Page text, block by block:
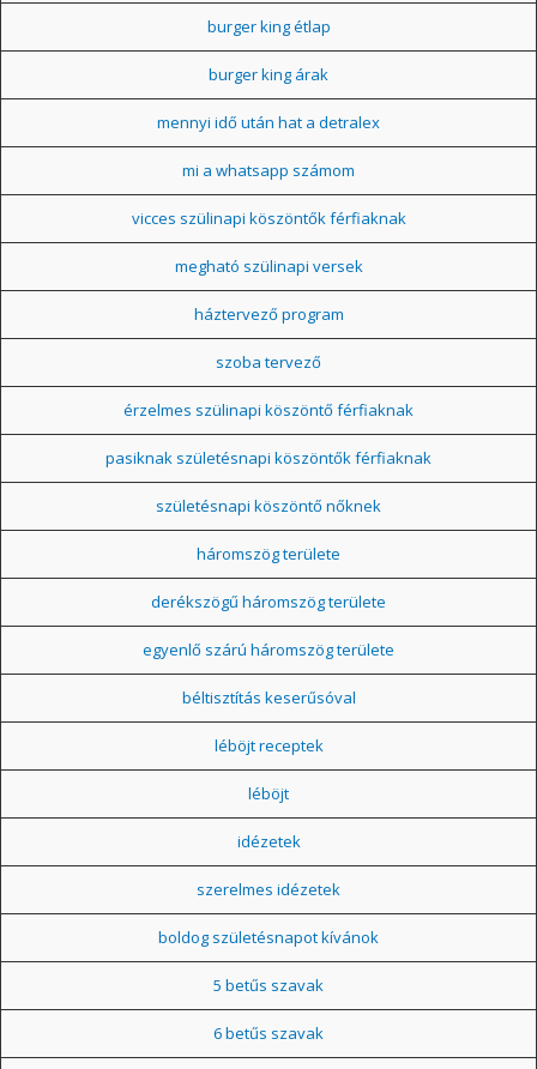
burger king étlap
burger king árak
mennyi idő után hat a detralex
mi a whatsapp számom
vicces szülinapi köszöntők férfiaknak
megható szülinapi versek
háztervező program
szoba tervező
érzelmes szülinapi köszöntő férfiaknak
pasiknak születésnapi köszöntők férfiaknak
születésnapi köszöntő nőknek
háromszög területe
derékszögű háromszög területe
egyenlő szárú háromszög területe
béltisztítás keserűsóval
léböjt receptek
léböjt
idézetek
szerelmes idézetek
boldog születésnapot kívánok
5 betűs szavak
6 betűs szavak